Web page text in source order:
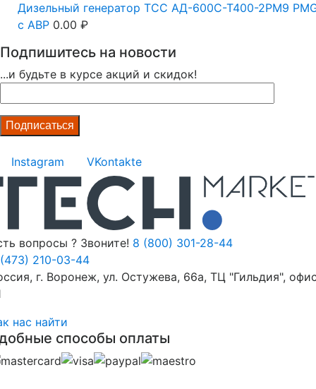
Дизельный генератор ТСС АД-600С-Т400-2РМ9
c АВР 0.00 ₽
Подпишитесь на новости
...и будьте в курсе акций и скидок!
Instagram VKontakte
вопросы ? Звоните! 8 (800) 301-28-44
210-03-44
г. Воронеж, ул. Остужева, 66а, ТЦ "Гильдия",
нас найти
способы оплаты